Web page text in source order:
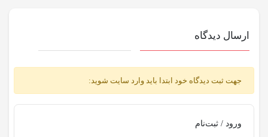
ارسال دیدگاه
جهت ثبت دیدگاه خود ابتدا باید وارد سایت شوید:
ورود / ثبت‌نام